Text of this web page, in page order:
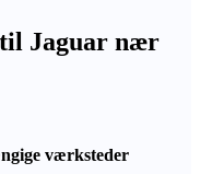
Jaguar nær
værksteder